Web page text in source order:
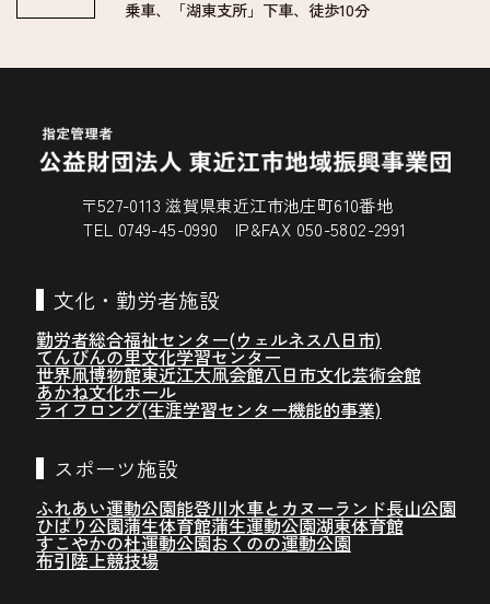
乗車、「湖東支所」下車、徒歩10分
〒527-0113 滋賀県東近江市池庄町610番地
TEL 0749-45-0990 IP&FAX 050-5802-2991
文化・勤労者施設
勤労者総合福祉センター(ウェルネス八日市)
てんびんの里文化学習センター
世界凧博物館東近江大凧会館八日市文化芸術会館
あかね文化ホール
ライフロング(生涯学習センター機能的事業)
スポーツ施設
ふれあい運動公園能登川水車とカヌーランド長山公園
ひばり公園蒲生体育館蒲生運動公園湖東体育館
すこやかの杜運動公園おくのの運動公園
布引陸上競技場